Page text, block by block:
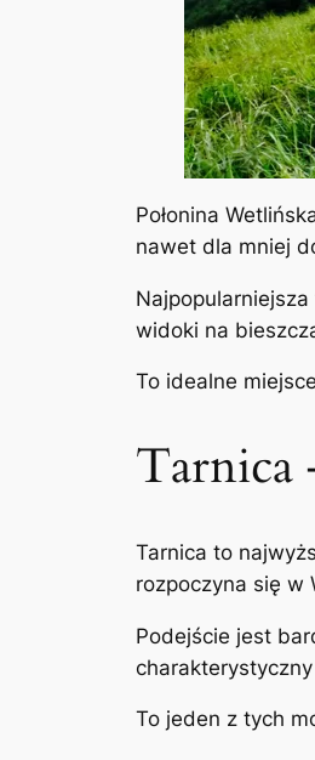
Połonina
nawet dla mniej
widoki na
To idealne
Tarnica
Tarnica to
rozpoczyna się w
Podejście jest
To jeden z tych